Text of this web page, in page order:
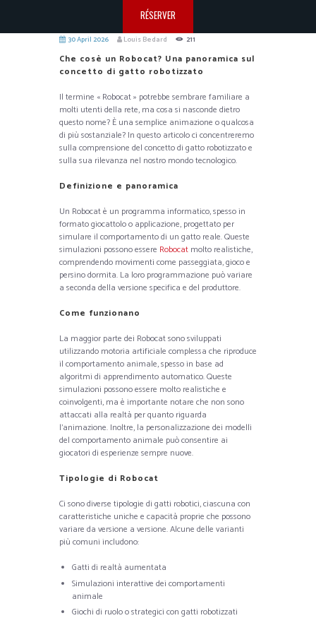
RÉSERVER
30 April 2026 Louis Bedard 211
Che cosè un Robocat? Una panoramica sul
concetto di gatto robotizzato
Il termine « Robocat » potrebbe sembrare familiare a
molti utenti della rete, ma cosa si nasconde dietro
questo nome? È una semplice animazione o qualcosa
di più sostanziale? In questo articolo ci concentreremo
sulla comprensione del concetto di gatto robotizzato e
sulla sua rilevanza nel nostro mondo tecnologico.
Definizione e panoramica
Un Robocat è un programma informatico, spesso in
formato giocattolo o applicazione, progettato per
simulare il comportamento di un gatto reale. Queste
simulazioni possono essere Robocat molto realistiche,
comprendendo movimenti come passeggiata, gioco e
persino dormita. La loro programmazione può variare
a seconda della versione specifica e del produttore.
Come funzionano
La maggior parte dei Robocat sono sviluppati
utilizzando motoria artificiale complessa che riproduce
il comportamento animale, spesso in base ad
algoritmi di apprendimento automatico. Queste
simulazioni possono essere molto realistiche e
coinvolgenti, ma è importante notare che non sono
attaccati alla realtà per quanto riguarda
l’animazione. Inoltre, la personalizzazione dei modelli
del comportamento animale può consentire ai
giocatori di esperienze sempre nuove.
Tipologie di Robocat
Ci sono diverse tipologie di gatti robotici, ciascuna con
caratteristiche uniche e capacità proprie che possono
variare da versione a versione. Alcune delle varianti
più comuni includono:
Gatti di realtà aumentata
Simulazioni interattive dei comportamenti
animale
Giochi di ruolo o strategici con gatti robotizzati